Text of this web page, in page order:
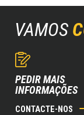
VAMOS
PEDIR MAIS
INFORMAÇÕES
CONTACTE-NOS